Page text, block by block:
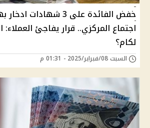
خفض الفائدة على 3
اجتماع المركزي.. قرار يفاجئ
لكام؟
السبت 08/فبراير/2025 - 01:31 م